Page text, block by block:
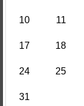
10 11
17 18
24 25
31